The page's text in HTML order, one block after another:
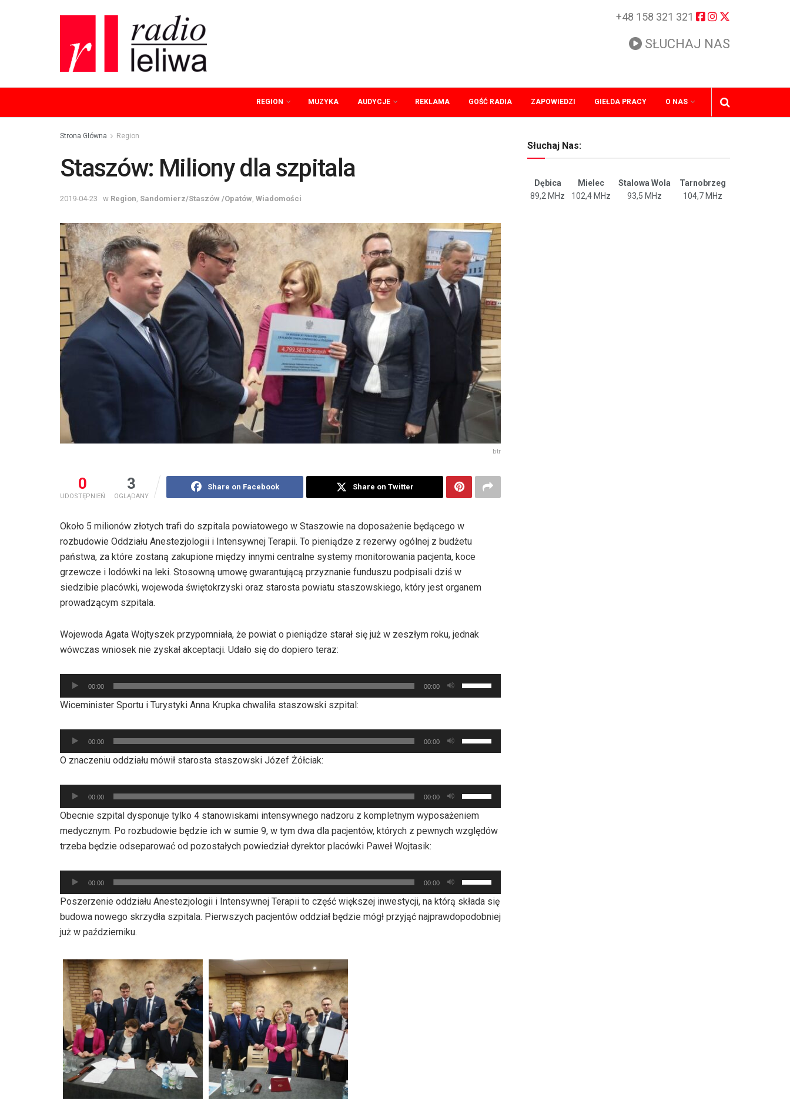
+48 158 321 321
SŁUCHAJ NAS
REGION MUZYKA AUDYCJE REKLAMA GOŚĆ RADIA ZAPOWIEDZI GIEŁDA PRACY O NAS
Strona Główna Region
Staszów: Miliony dla szpitala
2019-04-23 w Region Sandomierz/Staszów /Opatów Wiadomości
btr
0
UDOSTĘPNIEŃ
3
OGLĄDANY
Share on Facebook Share on Twitter
Około 5 milionów złotych trafi do szpitala powiatowego w Staszowie na doposażenie będącego w
rozbudowie Oddziału Anestezjologii i Intensywnej Terapii. To pieniądze z rezerwy ogólnej z budżetu
państwa, za które zostaną zakupione między innymi centralne systemy monitorowania pacjenta, koce
grzewcze i lodówki na leki. Stosowną umowę gwarantującą przyznanie funduszu podpisali dziś w
siedzibie placówki, wojewoda świętokrzyski oraz starosta powiatu staszowskiego, który jest organem
prowadzącym szpitala.
Wojewoda Agata Wojtyszek przypomniała, że powiat o pieniądze starał się już w zeszłym roku, jednak
wówczas wniosek nie zyskał akceptacji. Udało się do dopiero teraz:
Odtwarzacz
plików
dźwiękowych
00:00 00:00
strzałek
oraz
aby
lub
zmniejszyć
Wiceminister Sportu i Turystyki Anna Krupka chwaliła staszowski szpital:
Odtwarzacz
plików
dźwiękowych
00:00 00:00
strzałek
oraz
do
dołu
lub
głośność.
O znaczeniu oddziału mówił starosta staszowski Józef Żółciak:
Odtwarzacz
plików
dźwiękowych
00:00 00:00
strzałek
do
góry
dołu
aby
zwiększyć
Obecnie szpital dysponuje tylko 4 stanowiskami intensywnego nadzoru z kompletnym wyposażeniem
medycznym. Po rozbudowie będzie ich w sumie 9, w tym dwa dla pacjentów, których z pewnych względów
trzeba będzie odseparować od pozostałych powiedział dyrektor placówki Paweł Wojtasik:
Odtwarzacz
plików
dźwiękowych
00:00 00:00
strzałek
do
góry
Poszerzenie oddziału Anestezjologii i Intensywnej Terapii to część większej inwestycji, na którą składa się
budowa nowego skrzydła szpitala. Pierwszych pacjentów oddział będzie mógł przyjąć najprawdopodobniej
już w październiku.
Słuchaj Nas:
Dębica Mielec Stalowa Wola
Tarnobrzeg
89,2 MHz
102,4 MHz 93,5 MHz 104,7 MHz